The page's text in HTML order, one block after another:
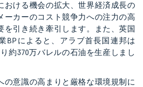
おける機会の拡大、世界経済成長の
ーカーのコスト競争力への注力の高
を引き続き牽引します。また、英国
BPによると、アラブ首長国連邦は
約370万バレルの石油を生産しまし
の意識の高まりと厳格な環境規制に